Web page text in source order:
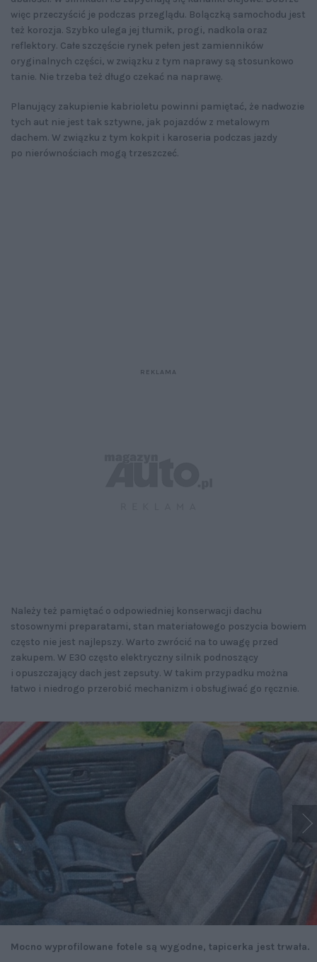
więc przeczyścić je podczas przeglądu. Bolączką samochodu jest
też korozja. Szybko ulega jej tłumik, progi, nadkola oraz
reflektory. Całe szczęście rynek pełen jest zamienników
oryginalnych części, w związku z tym naprawy są stosunkowo
tanie. Nie trzeba też długo czekać na naprawę.
Planujący zakupienie kabrioletu powinni pamiętać, że nadwozie
tych aut nie jest tak sztywne, jak pojazdów z metalowym
dachem. W związku z tym kokpit i karoseria podczas jazdy
po nierównościach mogą trzeszczeć.
Należy też pamiętać o odpowiedniej konserwacji dachu
stosownymi preparatami, stan materiałowego poszycia bowiem
często nie jest najlepszy. Warto zwrócić na to uwagę przed
zakupem. W E30 często elektryczny silnik podnoszący
i opuszczający dach jest zepsuty. W takim przypadku można
łatwo i niedrogo przerobić mechanizm i obsługiwać go ręcznie.
Mocno wyprofilowane fotele są wygodne, tapicerka jest trwała.